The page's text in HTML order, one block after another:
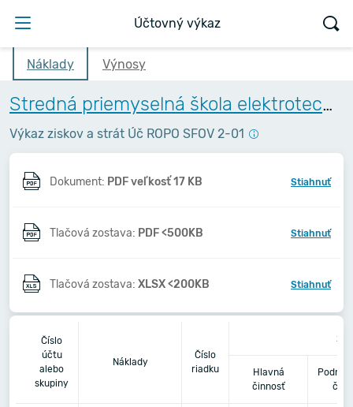
Účtovný výkaz
Náklady Výnosy
Stredná priemyselná škola elektrotechnická, Komenského 44, Košice
Výkaz ziskov a strát Úč ROPO SFOV 2-01
Dokument: PDF veľkosť 17 KB Stiahnuť
Tlačová zostava: PDF <500KB Stiahnuť
Tlačová zostava: XLSX <200KB Stiahnuť
Číslo
účtu
alebo
skupiny
Náklady
Číslo
riadku
Hlavná
činnosť